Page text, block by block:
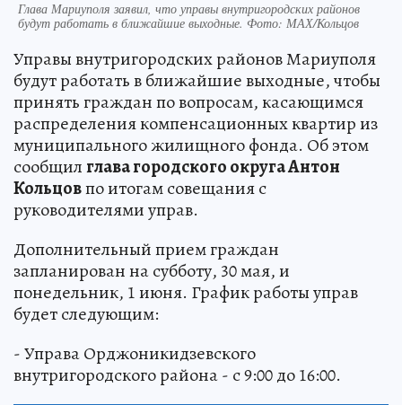
Глава Мариуполя заявил, что управы внутригородских районов
будут работать в ближайшие выходные. Фото: МАХ/Кольцов
Управы внутригородских районов Мариуполя
будут работать в ближайшие выходные, чтобы
принять граждан по вопросам, касающимся
распределения компенсационных квартир из
муниципального жилищного фонда. Об этом
сообщилглава городского округа Антон
Кольцовпо итогам совещания с
руководителями управ.
Дополнительный прием граждан
запланирован на субботу, 30 мая, и
понедельник, 1 июня. График работы управ
будет следующим:
- Управа Орджоникидзевского
внутригородского района - с 9:00 до 16:00.